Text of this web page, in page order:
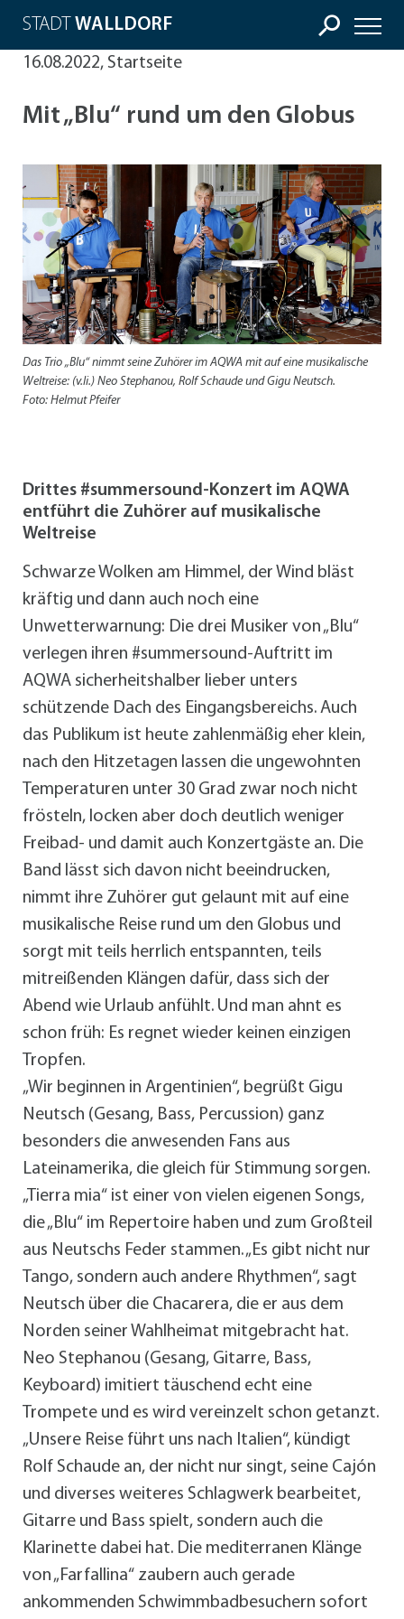
STADT WALLDORF
16.08.2022, Startseite
Mit „Blu“ rund um den Globus
Das Trio „Blu“ nimmt seine Zuhörer im AQWA mit auf eine musikalische
Weltreise: (v.li.) Neo Stephanou, Rolf Schaude und Gigu Neutsch.
Foto: Helmut Pfeifer
Drittes #summersound-Konzert im AQWA
entführt die Zuhörer auf musikalische
Weltreise
Schwarze Wolken am Himmel, der Wind bläst
kräftig und dann auch noch eine
Unwetterwarnung: Die drei Musiker von „Blu“
verlegen ihren #summersound-Auftritt im
AQWA sicherheitshalber lieber unters
schützende Dach des Eingangsbereichs. Auch
das Publikum ist heute zahlenmäßig eher klein,
nach den Hitzetagen lassen die ungewohnten
Temperaturen unter 30 Grad zwar noch nicht
frösteln, locken aber doch deutlich weniger
Freibad- und damit auch Konzertgäste an. Die
Band lässt sich davon nicht beeindrucken,
nimmt ihre Zuhörer gut gelaunt mit auf eine
musikalische Reise rund um den Globus und
sorgt mit teils herrlich entspannten, teils
mitreißenden Klängen dafür, dass sich der
Abend wie Urlaub anfühlt. Und man ahnt es
schon früh: Es regnet wieder keinen einzigen
Tropfen.
„Wir beginnen in Argentinien“, begrüßt Gigu
Neutsch (Gesang, Bass, Percussion) ganz
besonders die anwesenden Fans aus
Lateinamerika, die gleich für Stimmung sorgen.
„Tierra mia“ ist einer von vielen eigenen Songs,
die „Blu“ im Repertoire haben und zum Großteil
aus Neutschs Feder stammen. „Es gibt nicht nur
Tango, sondern auch andere Rhythmen“, sagt
Neutsch über die Chacarera, die er aus dem
Norden seiner Wahlheimat mitgebracht hat.
Neo Stephanou (Gesang, Gitarre, Bass,
Keyboard) imitiert täuschend echt eine
Trompete und es wird vereinzelt schon getanzt.
„Unsere Reise führt uns nach Italien“, kündigt
Rolf Schaude an, der nicht nur singt, seine Cajón
und diverses weiteres Schlagwerk bearbeitet,
Gitarre und Bass spielt, sondern auch die
Klarinette dabei hat. Die mediterranen Klänge
von „Farfallina“ zaubern auch gerade
ankommenden Schwimmbadbesuchern sofort